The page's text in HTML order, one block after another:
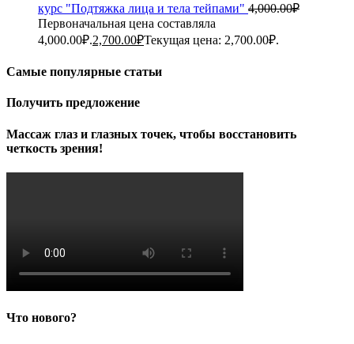
курс "Подтяжка лица и тела тейпами" 4,000.00₽
Первоначальная цена составляла
4,000.00₽.2,700.00₽Текущая цена: 2,700.00₽.
Самые популярные статьи
Получить предложение
Массаж глаз и глазных точек, чтобы восстановить
четкость зрения!
Что нового?